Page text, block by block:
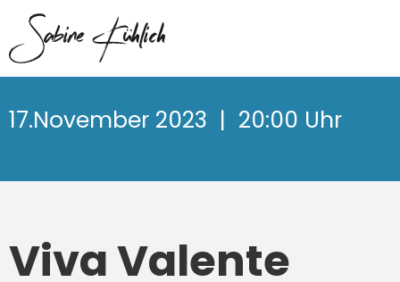
17.November 2023 | 20:00 Uhr
Viva Valente